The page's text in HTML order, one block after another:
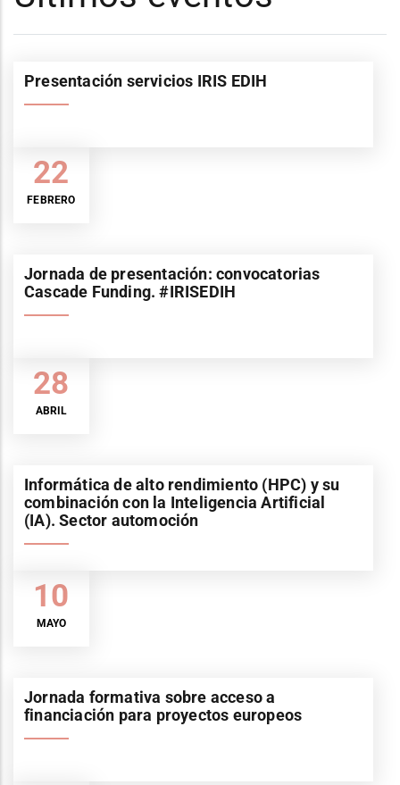
22
FEBRERO
Presentación servicios IRIS EDIH
28
ABRIL
Jornada de presentación: convocatorias
Cascade Funding. #IRISEDIH
10
MAYO
Informática de alto rendimiento (HPC) y su
combinación con la Inteligencia Artificial
(IA). Sector automoción
Jornada formativa sobre acceso a
financiación para proyectos europeos